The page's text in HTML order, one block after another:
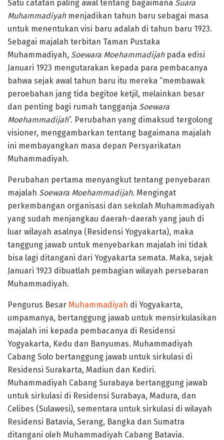
Satu catatan paling awal tentang bagaimana Suara
Muhammadiyahmenjadikan tahun baru sebagai masa
untuk menentukan visi baru adalah di tahun baru 1923.
Sebagai majalah terbitan Taman Pustaka
Muhammadiyah, Soewara Moehammadijah pada edisi
Januari 1923 mengutarakan kepada para pembacanya
bahwa sejak awal tahun baru itu mereka “membawak
peroebahan jang tida begitoe ketjil, melainkan besar
dan penting bagi rumah tangganja Soewara
Moehammadijah”. Perubahan yang dimaksud tergolong
visioner, menggambarkan tentang bagaimana majalah
ini membayangkan masa depan Persyarikatan
Muhammadiyah.
Perubahan pertama menyangkut tentang penyebaran
majalah Soewara Moehammadijah. Mengingat
perkembangan organisasi dan sekolah Muhammadiyah
yang sudah menjangkau daerah-daerah yang jauh di
luar wilayah asalnya (Residensi Yogyakarta), maka
tanggung jawab untuk menyebarkan majalah ini tidak
bisa lagi ditangani dari Yogyakarta semata. Maka, sejak
Januari 1923 dibuatlah pembagian wilayah persebaran
Muhammadiyah.
Pengurus Besar Muhammadiyah di Yogyakarta,
umpamanya, bertanggung jawab untuk mensirkulasikan
majalah ini kepada pembacanya di Residensi
Yogyakarta, Kedu dan Banyumas. Muhammadiyah
Cabang Solo bertanggung jawab untuk sirkulasi di
Residensi Surakarta, Madiun dan Kediri.
Muhammadiyah Cabang Surabaya bertanggung jawab
untuk sirkulasi di Residensi Surabaya, Madura, dan
Celibes (Sulawesi), sementara untuk sirkulasi di wilayah
Residensi Batavia, Serang, Bangka dan Sumatra
ditangani oleh Muhammadiyah Cabang Batavia.